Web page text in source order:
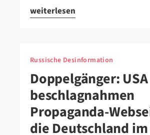
weiterlesen
Russische Desinformation
Doppelgänger: USA
beschlagnahmen
Propaganda-
die Deutschland